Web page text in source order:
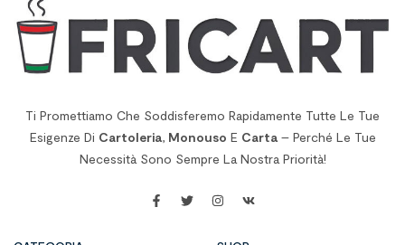
Ti Promettiamo Che Soddisferemo Rapidamente Tutte Le Tue
Esigenze Di Cartoleria, Monouso E Carta– Perché Le Tue
Necessità Sono Sempre La Nostra Priorità!